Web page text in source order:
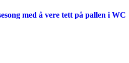
med å vere tett på pallen i WC